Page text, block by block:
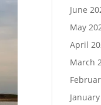
June
May
April
March